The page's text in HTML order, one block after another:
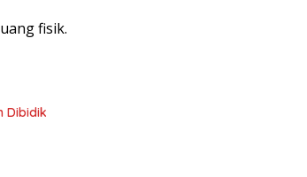
fisik.
Dibidik